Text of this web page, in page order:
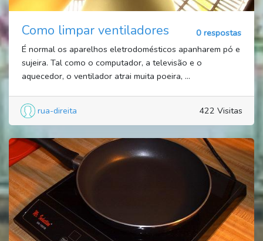
Como limpar ventiladores
0 respostas
É normal os aparelhos eletrodomésticos apanharem pó e
sujeira. Tal como o computador, a televisão e o
aquecedor, o ventilador atrai muita poeira, ...
rua-direita 422 Visitas